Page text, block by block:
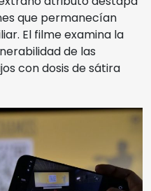
que permanecían
El filme examina la
de las
con dosis de sátira